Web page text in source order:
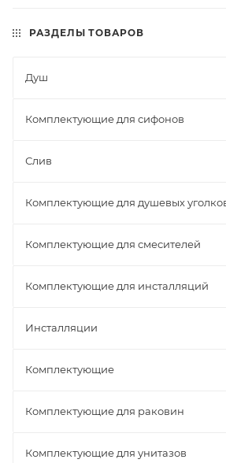
РАЗДЕЛЫ ТОВАРОВ
Душ
Комплектующие для сифонов
Слив
Комплектующие для душевых
Комплектующие для смесителей
Комплектующие для инсталляций
Инсталляции
Комплектующие
Комплектующие для раковин
Комплектующие для унитазов